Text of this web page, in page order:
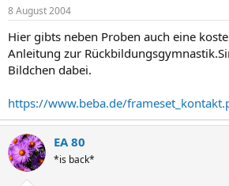
8 August 2004
Hier gibts neben Proben auch eine
Anleitung zur
Bildchen dabei.
https://www.beba.de/
EA 80
*is back*